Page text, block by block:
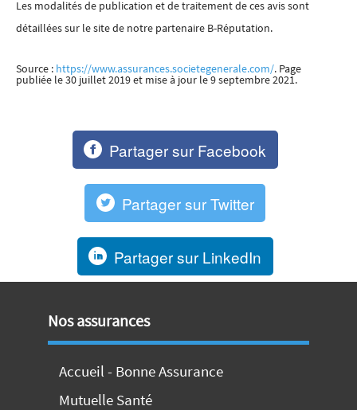
Les modalités de publication et de traitement de ces avis sont
détaillées sur le site de notre partenaire B-Réputation.
Source : https://www.assurances.societegenerale.com/. Page
publiée le 30 juillet 2019 et mise à jour le 9 septembre 2021.
Partager sur Facebook
Partager sur Twitter
Partager sur LinkedIn
Nos assurances
Accueil - Bonne Assurance
Mutuelle Santé